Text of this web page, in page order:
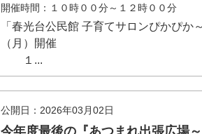
開催時間：１０時００分～１２時００分
「春光台公民館 子育てサロンぴかぴ
（月）開催
１...
公開日：2026年03月02日